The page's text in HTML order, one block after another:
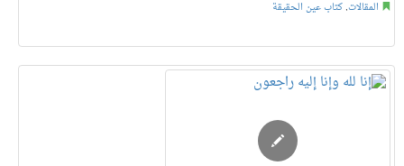
المقالات, كتاب عين الحقيقة